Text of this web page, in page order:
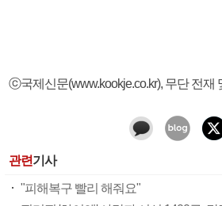
ⓒ국제신문(www.kookje.co.kr), 무단 전재
관련기사
"피해복구 빨리 해줘요"